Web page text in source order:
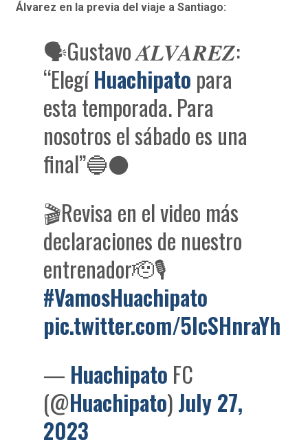
Álvarez en la previa del viaje a Santiago:
🗣️Gustavo 𝑨́𝑳𝑽𝑨𝑹𝑬𝒁:
“ElegíHuachipato para
esta temporada. Para
nosotros el sábado es una
final”🔵⚫️
🎬Revisa en el video más
declaraciones de nuestro
entrenador🫡🎙️
#VamosHuachipato
pic.twitter.com/5lcSHnraYh
— Huachipato FC
(@Huachipato)July 27,
2023